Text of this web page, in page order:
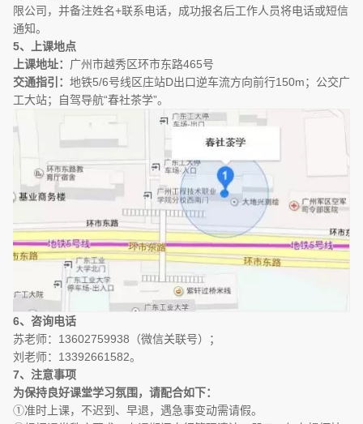
限公司，并备注姓名+联系电话，成功报名后工作人员将电话或短信
通知。
5、上课地点
上课地址： 广州市越秀区环市东路465号
交通指引： 地铁5/6号线区庄站D出口逆车流方向前行150m；公交广
工大站；自驾导航“春社茶学”。
6、咨询电话
苏老师：13602759938（微信关联号）；
刘老师：13392661582。
7、注意事项
为保持良好课堂学习氛围，请配合如下：
①准时上课，不迟到、早退，遇急事变动需请假。